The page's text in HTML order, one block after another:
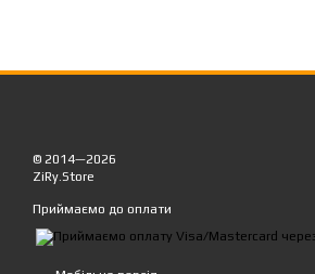
© 2014—2026
ZiRy.Store
Приймаємо до оплати